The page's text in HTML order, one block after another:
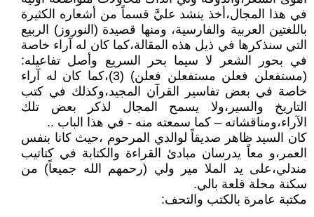
في هذا المجال،أخذ ينشد عليَّ قسماً من أشعاره الكثيرة
باللغتين العربية والفارسية، ومنها قصيدة (النوروز) الربيع
التي سنذكرها في ذيل هذه المقالة،كما كان له آراء خاصة
في بحور الشعر لا سيما بحر السريع وأصل تفاعيله:
(مستفعلن فعلن مستفعلن فعلن) (3)،كما كان له آراء
خاصة في بعض تفاسير القرآن المجيد،وكذلك في كتب
التاريخ والسير،ولا يسمح المجال لذكر بعض تلك
الآراء،ومناقشاته – كما سمعته منه - في هذا الباب ..
كان السيد ظاهر صديقاً لوالدي المرحوم ،حيث كانا بنفس
العمر،و معاً يدرسان مبادئ القراءة والكتابة في كتاتيب
مندلي،على يد الملا مير ولي (رحمهم الله جميعاً) من
سكنة محلة قلعة بالي.
مكتبة عامرة بالكتب والتحف: